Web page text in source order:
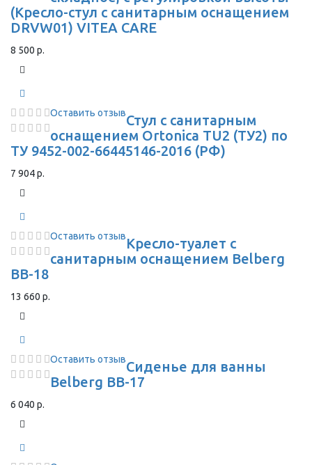
(Кресло-стул с санитарным оснащением
DRVW01) VITEA CARE
8 500 р.
Оставить отзывСтул с санитарным
оснащением Ortonica TU2 (ТУ2) по
ТУ 9452-002-66445146-2016 (РФ)
7 904 р.
Оставить отзывКресло-туалет с
санитарным оснащением Belberg
BB-18
13 660 р.
Оставить отзывСиденье для ванны
Belberg BB-17
6 040 р.